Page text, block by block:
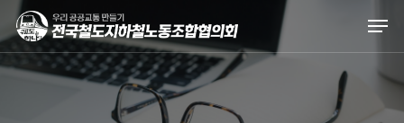
Skip
main
content